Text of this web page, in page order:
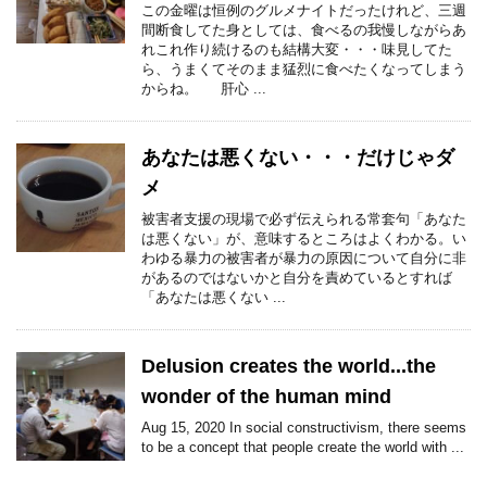
この金曜は恒例のグルメナイトだったけれど、三週
間断食してた身としては、食べるの我慢しながらあ
れこれ作り続けるのも結構大変・・・味見してた
ら、うまくてそのまま猛烈に食べたくなってしまう
からね。 肝心 ...
あなたは悪くない・・・だけじゃダ
メ
被害者支援の現場で必ず伝えられる常套句「あなた
は悪くない」が、意味するところはよくわかる。い
わゆる暴力の被害者が暴力の原因について自分に非
があるのではないかと自分を責めているとすれば
「あなたは悪くない ...
Delusion creates the world...the
wonder of the human mind
Aug 15, 2020 In social constructivism, there seems
to be a concept that people create the world with ...